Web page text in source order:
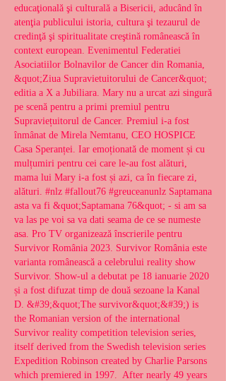
educaţională şi culturală a Bisericii, aducând în
atenţia publicului istoria, cultura şi tezaurul de
credinţă şi spiritualitate creştină românească în
context european. Evenimentul Federatiei
Asociatiilor Bolnavilor de Cancer din Romania,
&quot;Ziua Supravietuitorului de Cancer&quot;
editia a X a Jubiliara. Mary nu a urcat azi singură
pe scenă pentru a primi premiul pentru
Supraviețuitorul de Cancer. Premiul i-a fost
înmânat de Mirela Nemtanu, CEO HOSPICE
Casa Speranței. Iar emoționată de moment și cu
mulțumiri pentru cei care le-au fost alături,
mama lui Mary i-a fost și azi, ca în fiecare zi,
alături. #nlz #fallout76 #greuceanunlz Saptamana
asta va fi &quot;Saptamana 76&quot; - si am sa
va las pe voi sa va dati seama de ce se numeste
asa. Pro TV organizează înscrierile pentru
Survivor România 2023. Survivor România este
varianta românească a celebrului reality show
Survivor. Show-ul a debutat pe 18 ianuarie 2020
și a fost difuzat timp de două sezoane la Kanal
D. &#39;&quot;The survivor&quot;&#39;) is
the Romanian version of the international
Survivor reality competition television series,
itself derived from the Swedish television series
Expedition Robinson created by Charlie Parsons
which premiered in 1997.  After nearly 49 years